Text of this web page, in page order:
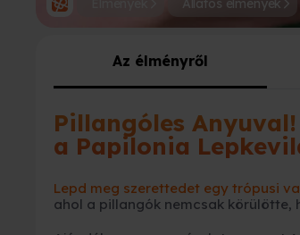
Állatos élmények
Az élményről
Pillangóles
a Papilonia
Lepd meg szerettedet egy trópusi
ahol a pillangók nemcsak körülötte,